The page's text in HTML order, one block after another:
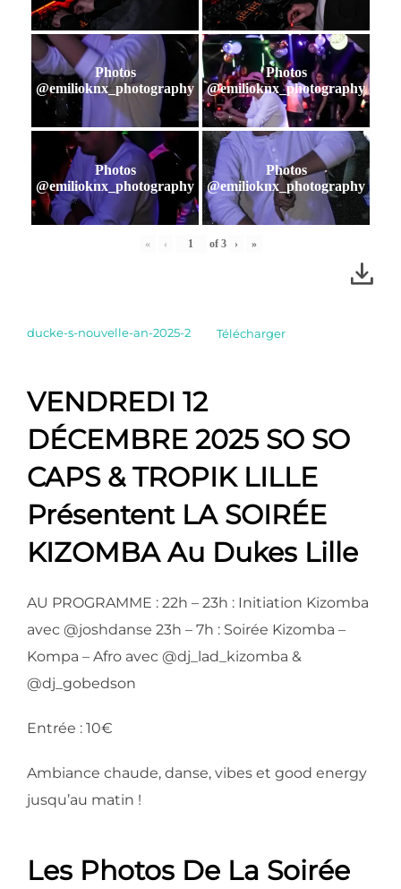
Photos
@emilioknx_photography
Photos
@emilioknx_photography
Photos
@emilioknx_photography
Photos
@emilioknx_photography
« ‹ of 3 › »
ducke-s-nouvelle-an-2025-2 Télécharger
VENDREDI 12
DÉCEMBRE 2025 SO SO
CAPS & TROPIK LILLE
Présentent LA SOIRÉE
KIZOMBA Au Dukes Lille
AU PROGRAMME : 22h – 23h : Initiation Kizomba
avec @joshdanse 23h – 7h : Soirée Kizomba –
Kompa – Afro avec @dj_lad_kizomba &
@dj_gobedson
Entrée : 10€
Ambiance chaude, danse, vibes et good energy
jusqu’au matin !
Les Photos De La Soirée